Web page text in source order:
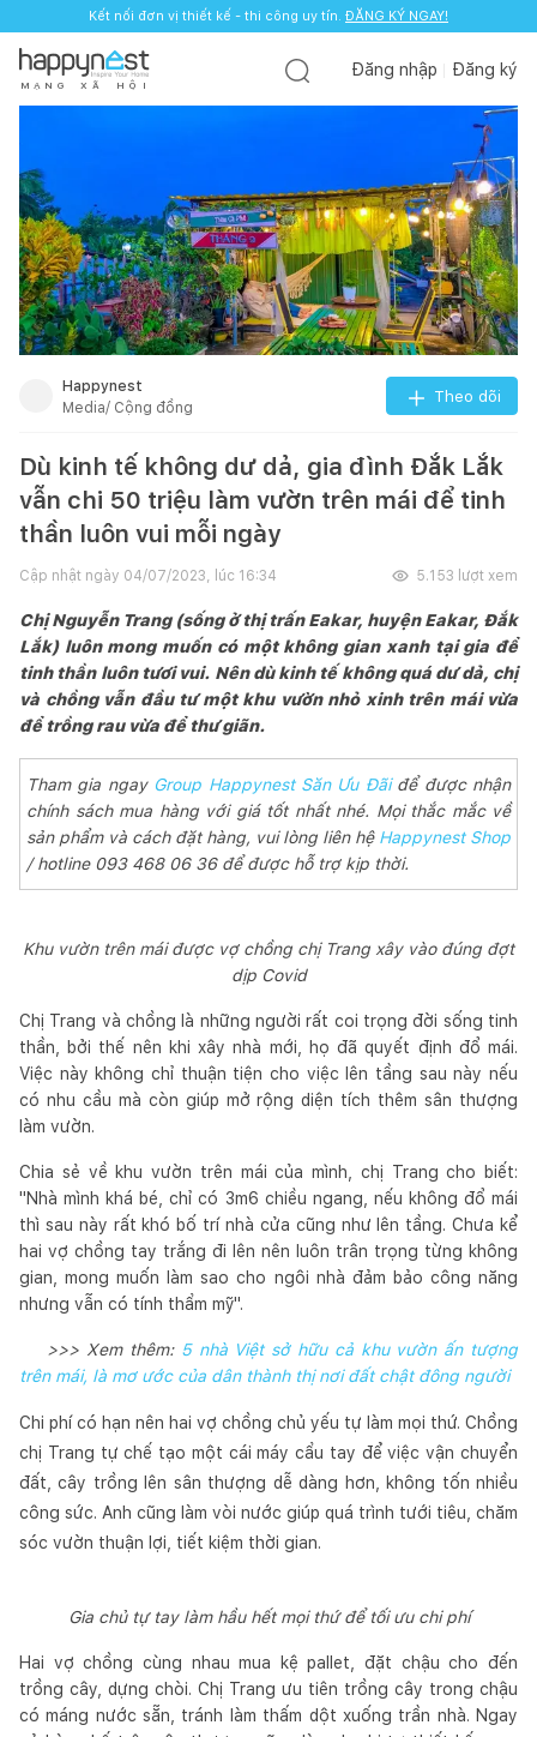
Kết nối đơn vị thiết kế - thi công uy tín. ĐĂNG KÝ NGAY!
M Ạ N G X Ã H Ộ I
Đăng nhập Đăng ký
Happynest
Media/ Cộng đồng
Theo dõi
Dù kinh tế không dư dả, gia đình Đắk Lắk
vẫn chi 50 triệu làm vườn trên mái để tinh
thần luôn vui mỗi ngày
Cập nhật ngày 04/07/2023, lúc 16:34 5.153 lượt xem
Chị Nguyễn Trang (sống ở thị trấn Eakar, huyện Eakar, Đắk
Lắk) luôn mong muốn có một không gian xanh tại gia để
tinh thần luôn tươi vui. Nên dù kinh tế không quá dư dả, chị
và chồng vẫn đầu tư một khu vườn nhỏ xinh trên mái vừa
để trồng rau vừa để thư giãn.
Tham gia ngay Group Happynest Săn Ưu Đãi để được nhận
chính sách mua hàng với giá tốt nhất nhé. Mọi thắc mắc về
sản phẩm và cách đặt hàng, vui lòng liên hệ Happynest Shop
/ hotline 093 468 06 36 để được hỗ trợ kịp thời.
Khu vườn trên mái được vợ chồng chị Trang xây vào đúng đợt
dịp Covid
Chị Trang và chồng là những người rất coi trọng đời sống tinh
thần, bởi thế nên khi xây nhà mới, họ đã quyết định đổ mái.
Việc này không chỉ thuận tiện cho việc lên tầng sau này nếu
có nhu cầu mà còn giúp mở rộng diện tích thêm sân thượng
làm vườn.
Chia sẻ về khu vườn trên mái của mình, chị Trang cho biết:
"Nhà mình khá bé, chỉ có 3m6 chiều ngang, nếu không đổ mái
thì sau này rất khó bố trí nhà cửa cũng như lên tầng. Chưa kể
hai vợ chồng tay trắng đi lên nên luôn trân trọng từng không
gian, mong muốn làm sao cho ngôi nhà đảm bảo công năng
nhưng vẫn có tính thẩm mỹ".
>>> Xem thêm: 5 nhà Việt sở hữu cả khu vườn ấn tượng
trên mái, là mơ ước của dân thành thị nơi đất chật đông người
Chi phí có hạn nên hai vợ chồng chủ yếu tự làm mọi thứ. Chồng
chị Trang tự chế tạo một cái máy cẩu tay để việc vận chuyển
đất, cây trồng lên sân thượng dễ dàng hơn, không tốn nhiều
công sức. Anh cũng làm vòi nước giúp quá trình tưới tiêu, chăm
sóc vườn thuận lợi, tiết kiệm thời gian.
Gia chủ tự tay làm hầu hết mọi thứ để tối ưu chi phí
Hai vợ chồng cùng nhau mua kệ pallet, đặt chậu cho đến
trồng cây, dựng chòi. Chị Trang ưu tiên trồng cây trong chậu
có máng nước sẵn, tránh làm thấm dột xuống trần nhà. Ngay